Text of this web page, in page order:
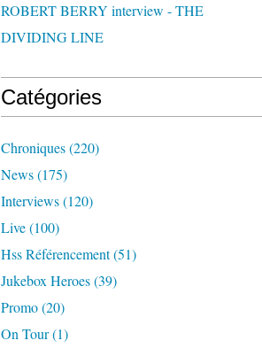
ROBERT BERRY interview - THE
DIVIDING LINE
Catégories
Chroniques(220)
News(175)
Interviews(120)
Live(100)
Hss Référencement(51)
Jukebox Heroes(39)
Promo(20)
On Tour(1)